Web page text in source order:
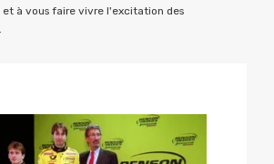
et à vous faire vivre l'excitation des